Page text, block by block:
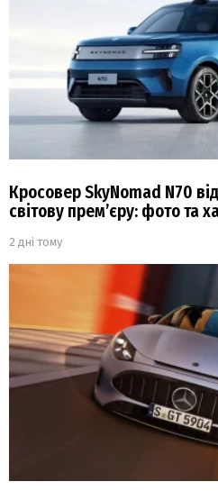
Кросовер SkyNomad N70
світову прем’єру: фото та
2 дні тому